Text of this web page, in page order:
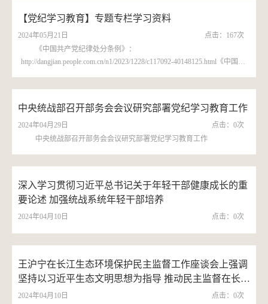
【党纪学习教育】专题专栏学习资料
2024年05月21日 点击： 167次
《中国共产党纪律处分条例》：
http://dangjian.people.com.cn/n1/2023/1228/c117092-40148125.html《中国共
https://www.12371.cn/2024/02/21/ARTI1708498163920367.shtml《中国共产
党纪律处分条例》全文音频：https://www.12371.cn/special/zggcdjlcftl/yp/
【图解】开展党纪学习教育 把握这...
中央统战部召开部务会会议研究部署党纪学习教育工作
2024年04月29日 点击： 0次
中央统战部召开部务会会议研究部署党纪学习教育工作
深入学习贯彻习近平总书记关于年轻干部健康成长的重
要论述 加强统战系统年轻干部培养
2024年04月10日 点击： 0次
王沪宁在长江生态环境保护民主监督工作座谈会上强调
坚持以习近平生态文明思想为指导 推动民主监督在长江
生态环境保护中发挥更大效用
2024年04月10日 点击： 0次